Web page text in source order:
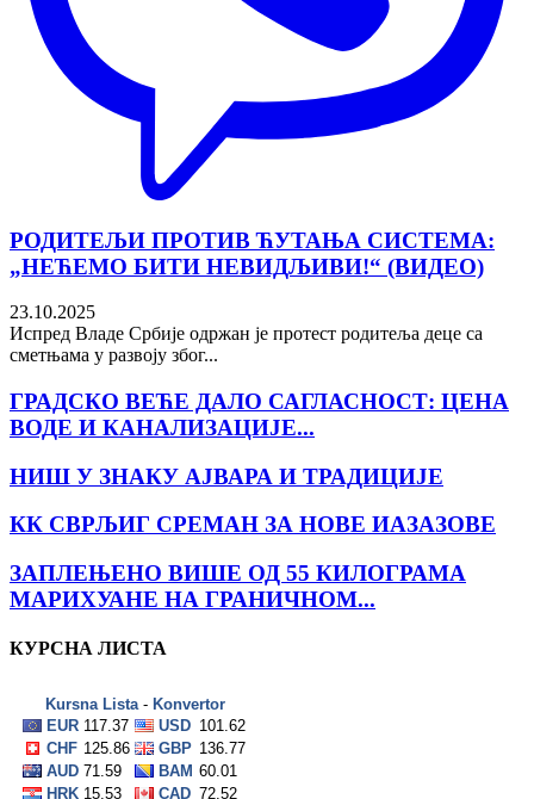
РОДИТЕЉИ ПРОТИВ ЋУТАЊА СИСТЕМА:
„НЕЋЕМО БИТИ НЕВИДЉИВИ!“ (ВИДЕО)
23.10.2025
Испред Владе Србије одржан је протест родитеља деце са
сметњама у развоју због...
ГРАДСКО ВЕЋЕ ДАЛО САГЛАСНОСТ: ЦЕНА
ВОДЕ И КАНАЛИЗАЦИЈЕ...
НИШ У ЗНАКУ АЈВАРА И ТРАДИЦИЈЕ
КК СВРЉИГ СРЕМАН ЗА НОВЕ ИАЗАЗОВЕ
ЗАПЛЕЊЕНО ВИШЕ ОД 55 КИЛОГРАМА
МАРИХУАНЕ НА ГРАНИЧНОМ...
КУРСНА ЛИСТА